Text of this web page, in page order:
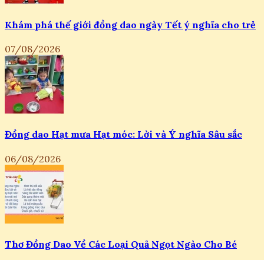
Khám phá thế giới đồng dao ngày Tết ý nghĩa cho trẻ
07/08/2026
Đồng dao Hạt mưa Hạt móc: Lời và Ý nghĩa Sâu sắc
06/08/2026
Thơ Đồng Dao Về Các Loại Quả Ngọt Ngào Cho Bé